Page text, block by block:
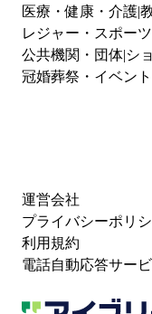
医療・健康・介護
レジャー・スポーツ
公共機関・団体 シ
冠婚葬祭・イベント
運営会社
プライバシーポリ
利用規約
電話自動応答サー